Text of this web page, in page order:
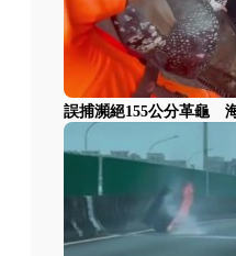
誤捕瀕絕155公分革龜